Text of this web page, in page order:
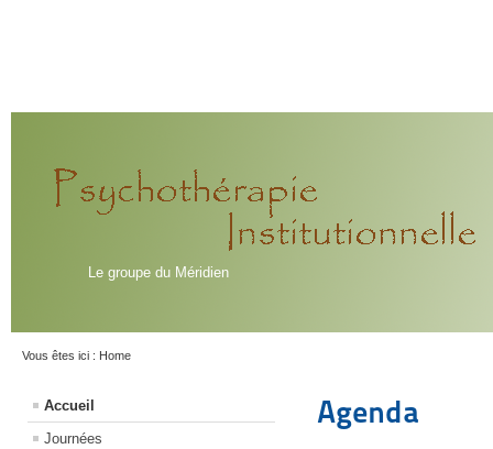
Le groupe du Méridien
Vous êtes ici : Home
Accueil
Journées
Agenda